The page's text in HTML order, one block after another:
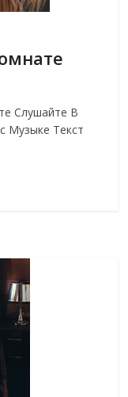
Слушайте В
Музыке Текст